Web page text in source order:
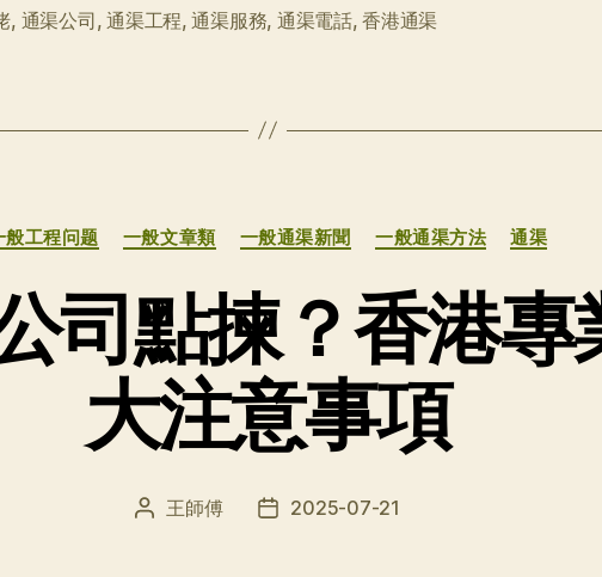
, 通渠公司,通渠工程,通渠服務, 通渠電話,香港通渠
分
类
般工程问题 一般文章類 一般通渠新聞 一般通渠方法 通渠
司點揀？香港
大注意事項
文 王師傅
发 2025-07-21